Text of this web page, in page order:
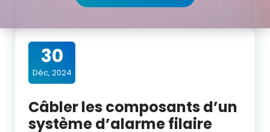
30
Déc, 2024
Câbler les composants d’un
système d’alarme filaire